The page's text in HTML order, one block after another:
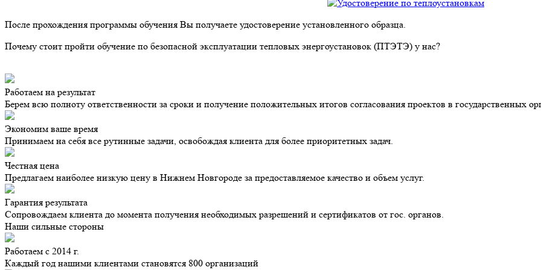
После прохождения программы обучения Вы получаете удостоверение установленного образца.
Почему стоит пройти обучение по безопасной эксплуатации тепловых энергоустановок (ПТЭТЭ) у нас?
Работаем на результат
Берем всю полноту ответственности за сроки и получение положительных итогов согласования проектов в государственных
Экономим ваше время
Принимаем на себя все рутинные задачи, освобождая клиента для более приоритетных задач.
Честная цена
Предлагаем наиболее низкую цену в Нижнем Новгороде за предоставляемое качество и объем услуг.
Гарантия результата
Сопровождаем клиента до момента получения необходимых разрешений и сертификатов от гос. органов.
Наши сильные стороны
Работаем с 2014 г.
Каждый год нашими клиентами становятся 800 организаций